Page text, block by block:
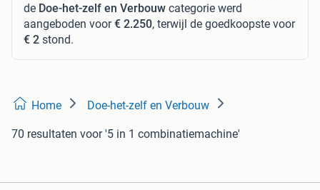
de Doe-het-zelf en Verbouw categorie werd
aangeboden voor€ 2.250, terwijl de goedkoopste voor
€ 2 stond.
Home Doe-het-zelf en Verbouw
70 resultaten voor '5 in 1 combinatiemachine'